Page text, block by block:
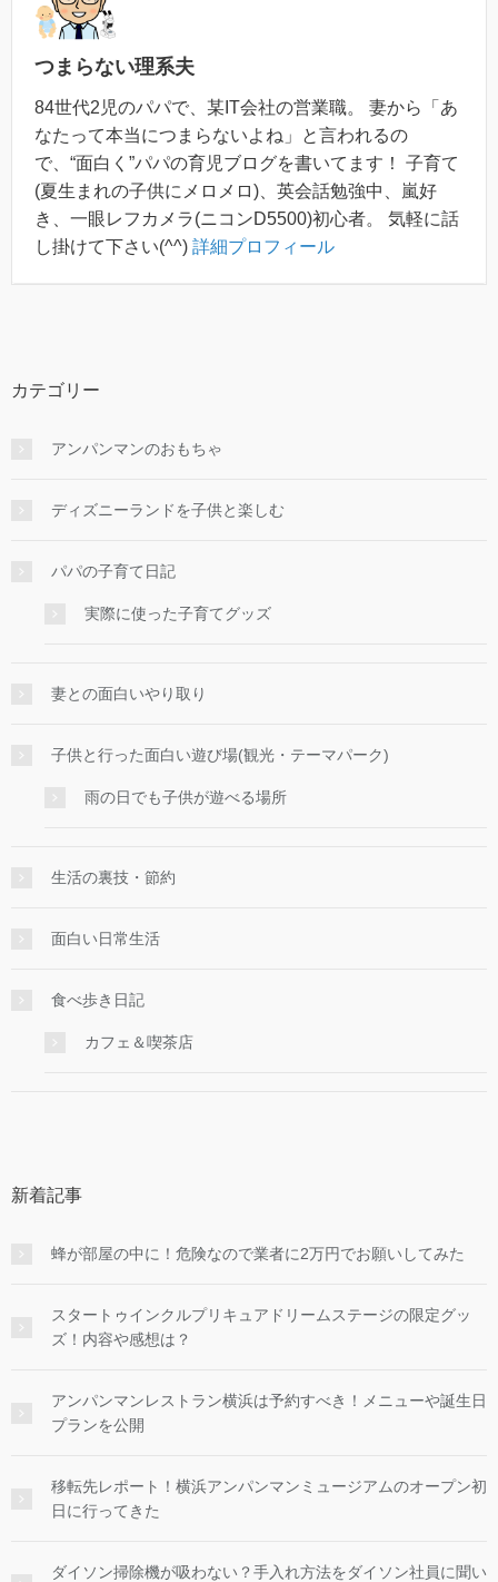
つまらない理系夫
84世代2児のパパで、某IT会社の営業職。 妻から「あ
なたって本当につまらないよね」と言われるの
で、“面白く”パパの育児ブログを書いてます！ 子育て
(夏生まれの子供にメロメロ)、英会話勉強中、嵐好
き、一眼レフカメラ(ニコンD5500)初心者。 気軽に話
し掛けて下さい(^^) 詳細プロフィール
カテゴリー
アンパンマンのおもちゃ
ディズニーランドを子供と楽しむ
パパの子育て日記
実際に使った子育てグッズ
妻との面白いやり取り
子供と行った面白い遊び場(観光・テーマパーク)
雨の日でも子供が遊べる場所
生活の裏技・節約
面白い日常生活
食べ歩き日記
カフェ＆喫茶店
新着記事
蜂が部屋の中に！危険なので業者に2万円でお願いしてみた
スタートゥインクルプリキュアドリームステージの限定グッ
ズ！内容や感想は？
アンパンマンレストラン横浜は予約すべき！メニューや誕生日
プランを公開
移転先レポート！横浜アンパンマンミュージアムのオープン初
日に行ってきた
ダイソン掃除機が吸わない？手入れ方法をダイソン社員に聞い